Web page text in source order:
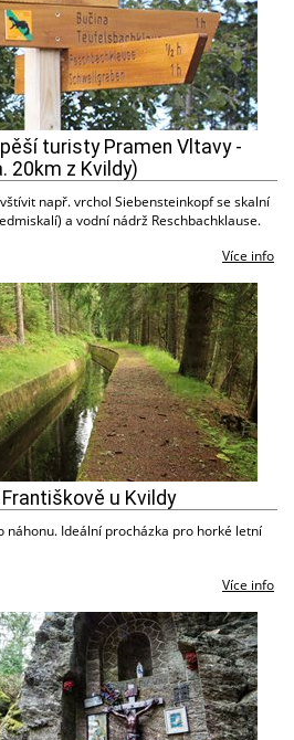
turisty Pramen Vltavy -
20km z Kvildy)
např. vrchol Siebensteinkopf se skalní
a vodní nádrž Reschbachklause.
Více info
u Kvildy
náhonu. Ideální procházka pro horké letní
Více info